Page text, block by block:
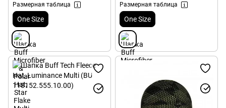
Размерная таблица
One Size
Размерная таблица
One Size